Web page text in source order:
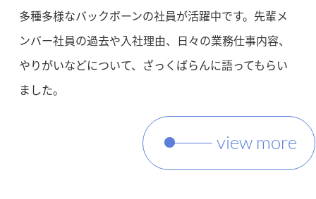
多種多様なバックボーンの社員が活躍中です。先輩メ
ンバー社員の過去や入社理由、日々の業務仕事内容、
やりがいなどについて、ざっくばらんに語ってもらい
ました。
view more